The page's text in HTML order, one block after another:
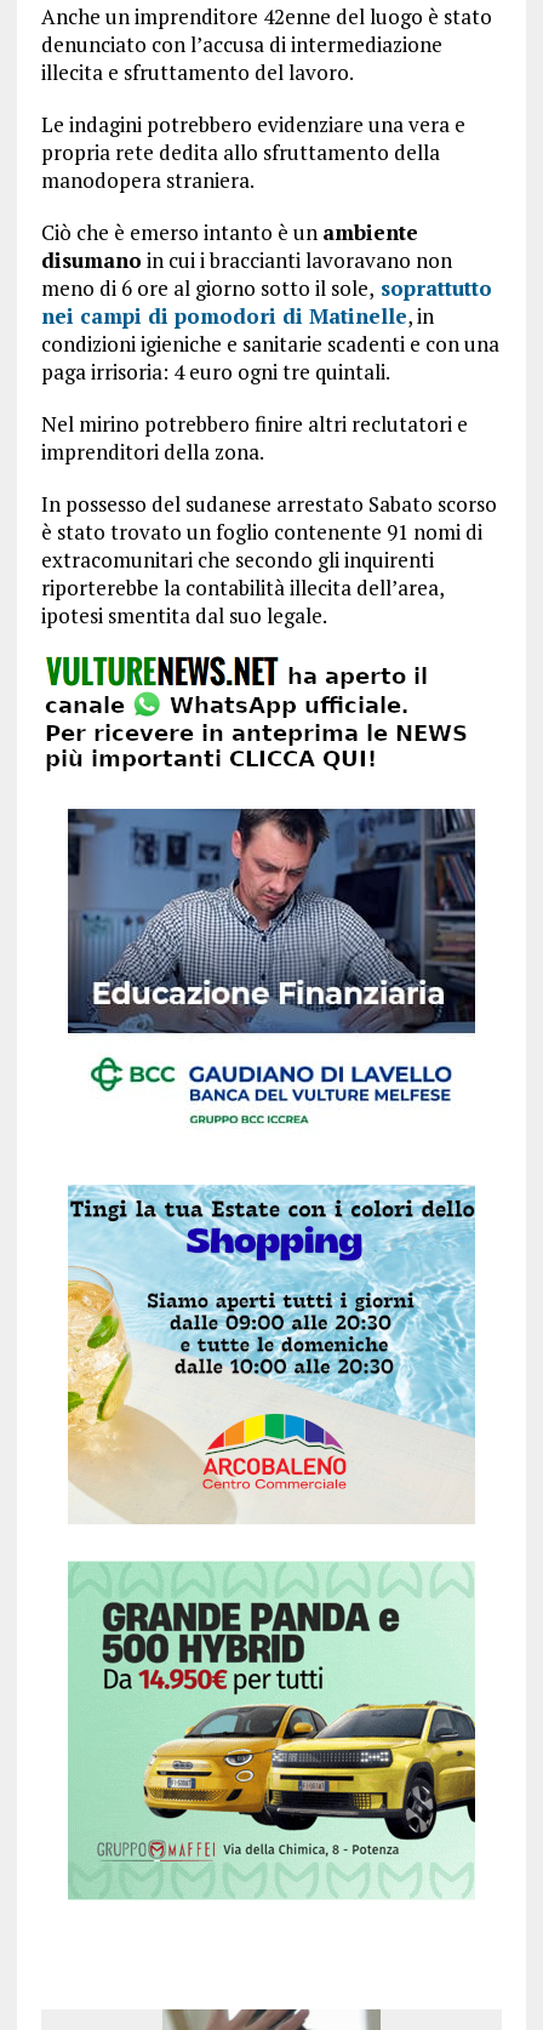
Anche un imprenditore 42enne del luogo è stato
denunciato con l’accusa di intermediazione
illecita e sfruttamento del lavoro.
Le indagini potrebbero evidenziare una vera e
propria rete dedita allo sfruttamento della
manodopera straniera.
Ciò che è emerso intanto è un ambiente
disumano in cui i braccianti lavoravano non
meno di 6 ore al giorno sotto il sole, soprattutto
nei campi di pomodori di Matinelle, in
condizioni igieniche e sanitarie scadenti e con una
paga irrisoria: 4 euro ogni tre quintali.
Nel mirino potrebbero finire altri reclutatori e
imprenditori della zona.
In possesso del sudanese arrestato Sabato scorso
è stato trovato un foglio contenente 91 nomi di
extracomunitari che secondo gli inquirenti
riporterebbe la contabilità illecita dell’area,
ipotesi smentita dal suo legale.